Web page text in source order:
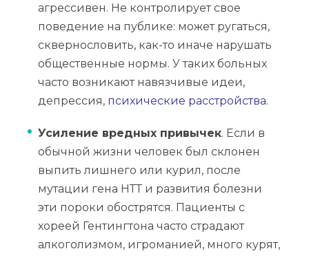
агрессивен. Не контролирует свое
поведение на публике: может ругаться,
сквернословить, как-то иначе нарушать
общественные нормы. У таких больных
часто возникают навязчивые идеи,
депрессия, психические расстройства.
Усиление вредных привычек. Если в
обычной жизни человек был склонен
выпить лишнего или курил, после
мутации гена НТТ и развития болезни
эти пороки обострятся. Пациенты с
хореей Гентингтона часто страдают
алкоголизмом, игроманией, много курят,